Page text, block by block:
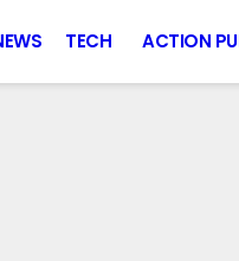
TECH ACTION